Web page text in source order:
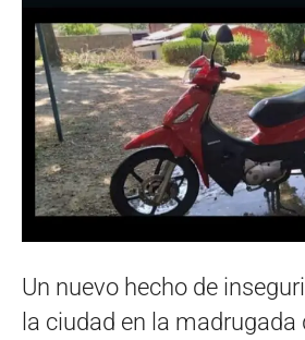
Un nuevo hecho de
la ciudad en la madrugada